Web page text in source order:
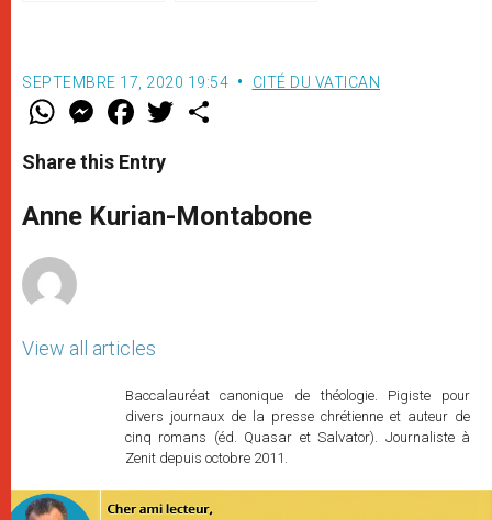
SEPTEMBRE 17, 2020 19:54 CITÉ DU VATICAN
W
t
s
p
p
M
e
s
e
g
e
F
a
e
b
o
k
w
r
Share this Entry
Anne Kurian-Montabone
View all articles
Baccalauréat canonique de théologie. Pigiste pour
divers journaux de la presse chrétienne et auteur de
cinq romans (éd. Quasar et Salvator). Journaliste à
Zenit depuis octobre 2011.